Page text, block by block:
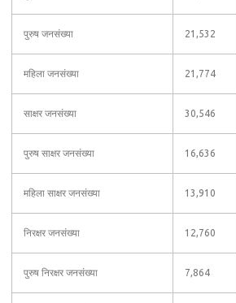
पुरुष जनसंख्या 21,532
महिला जनसंख्या 21,774
साक्षर जनसंख्या 30,546
पुरुष साक्षर जनसंख्या 16,636
महिला साक्षर जनसंख्या 13,910
निरक्षर जनसंख्या 12,760
पुरुष निरक्षर जनसंख्या 7,864